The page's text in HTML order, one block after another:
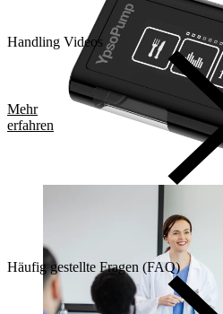
Handling Videos
Mehr
erfahren
Häufig gestellte Fragen (FAQ)